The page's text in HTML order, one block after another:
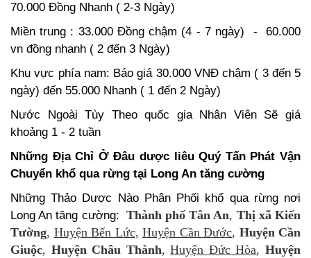
70.000 Đồng Nhanh ( 2-3 Ngày)
Miền trung : 33.000 Đồng chậm (4 - 7 ngày) - 60.000
vn đồng nhanh ( 2 đến 3 Ngày)
Khu vực phía nam: Báo giá 30.000 VNĐ chậm ( 3 đến 5
ngày) đến 55.000 Nhanh ( 1 đến 2 Ngày)
Nước Ngoài Tùy Theo quốc gia Nhân Viên Sẽ giá
khoảng 1 - 2 tuần
Những Địa Chỉ Ở Đâu dược liêu Quý Tấn Phát Vận
Chuyển khổ qua rừng tại Long An tăng cường
Những Thảo Dược Nào Phân Phối khổ qua rừng nơi
Long An tăng cường: Thành phố Tân An, Thị xã Kiến
Tường, Huyện Bến Lức, Huyện Cần Đước, Huyện Cần
Giuộc, Huyện Châu Thành,Huyện Đức Hòa,Huyện